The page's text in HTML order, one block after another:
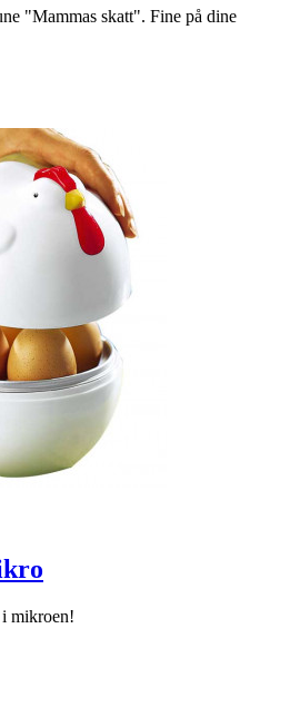
"Mammas skatt". Fine på dine
mikroen!